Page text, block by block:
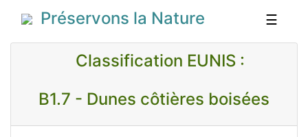
Préservons la Nature ☰
Classification EUNIS :
B1.7 - Dunes côtières boisées